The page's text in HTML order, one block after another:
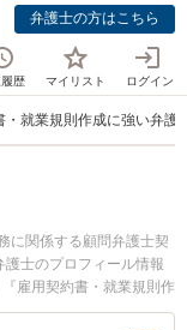
弁護士の方はこちら
歴 マイリスト ログイン
就業規則作成に強い弁護士
に関係する顧問弁護士契
士のプロフィール情報
雇用契約書・就業規則作
たい』などでお困りの相